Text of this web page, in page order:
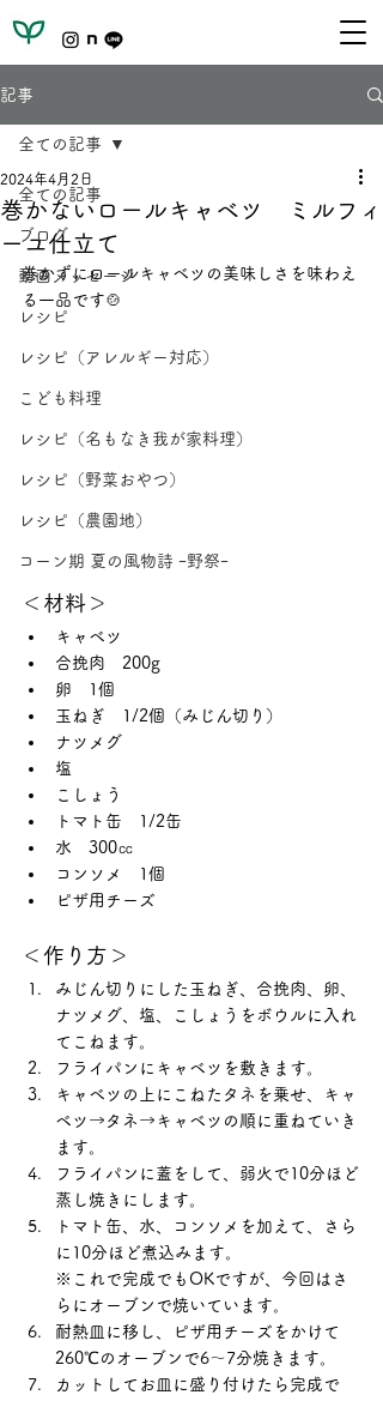
記事
全ての記事
ブログ
動画メッセージ
レシピ
レシピ（アレルギー対応）
こども料理
レシピ（名もなき我が家料理）
レシピ（野菜おやつ）
レシピ（農園地）
コーン期 夏の風物詩 ｰ野祭ｰ
全ての記事
巻かないロールキャベツ ミルフィ
ーユ仕立て
2024年4月2日
巻かずにロールキャベツの美味しさを味わえ
る一品です🍲
＜材料＞
キャベツ
合挽肉　200g
卵　1個
玉ねぎ　1/2個（みじん切り）
ナツメグ
塩
こしょう
トマト缶　1/2缶
水　300㏄
コンソメ　1個
ピザ用チーズ
＜作り方＞
みじん切りにした玉ねぎ、合挽肉、卵、
ナツメグ、塩、こしょうをボウルに入れ
てこねます。
フライパンにキャベツを敷きます。
キャベツの上にこねたタネを乗せ、キャ
ベツ→タネ→キャベツの順に重ねていき
ます。
フライパンに蓋をして、弱火で10分ほど
蒸し焼きにします。
トマト缶、水、コンソメを加えて、さら
に10分ほど煮込みます。
※これで完成でもOKですが、今回はさ
らにオーブンで焼いています。
耐熱皿に移し、ピザ用チーズをかけて
260℃のオーブンで6～7分焼きます。
カットしてお皿に盛り付けたら完成で